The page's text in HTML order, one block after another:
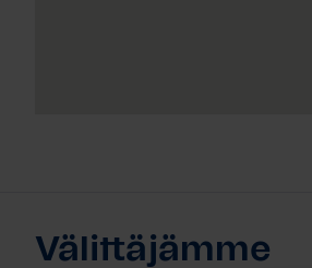
Välittäjämme